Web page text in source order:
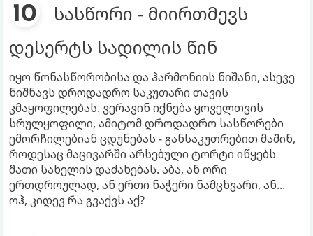
სასწორი - მიირთმევს
დესერტს სადილის წინ
იყო წონასწორობისა და ჰარმონიის ნიშანი, ასევე
ნიშნავს დროდადრო საკუთარი თავის
კმაყოფილებას. ვერავინ იქნება ყოველთვის
სრულყოფილი, ამიტომ დროდადრო სასწორები
ემორჩილებიან ცდუნებას - განსაკუთრებით მაშინ,
როდესაც მაცივარში არსებული ტორტი იწყებს
მათი სახელის დაძახებას. აბა, ან ორი
ერთდროულად, ან ერთი ნაჭერი ნამცხვარი, ან...
ოჰ, კიდევ რა გვაქვს აქ?